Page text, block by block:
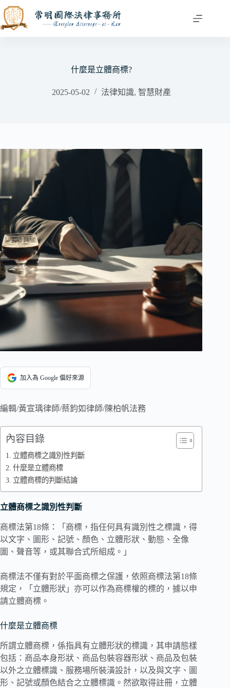
跳
至
主
什麼是立體商標?
2025-05-02 法律知識,智慧財產
加入為 Google 偏好來源
編輯/黃宣瑀律師/蔡鈞如律師/陳柏帆法務
內容目錄
立體商標之識別性判斷
什麼是立體商標
立體商標的判斷結論
立體商標之識別性判斷
商標法第18條：「商標，指任何具有識別性之標識，得
以文字、圖形、記號、顏色、立體形狀、動態、全像
圖、聲音等，或其聯合式所組成。」
商標法不僅有對於平面商標之保護，依照商標法第18條
規定，「立體形狀」亦可以作為商標權的標的，據以申
請立體商標。
什麼是立體商標
所謂立體商標，係指具有立體形狀的標識，其申請態樣
包括：商品本身形狀、商品包裝容器形狀、商品及包裝
以外之立體標識、服務場所裝潢設計，以及與文字、圖
形、記號或顏色結合之立體標識。然欲取得註冊，立體